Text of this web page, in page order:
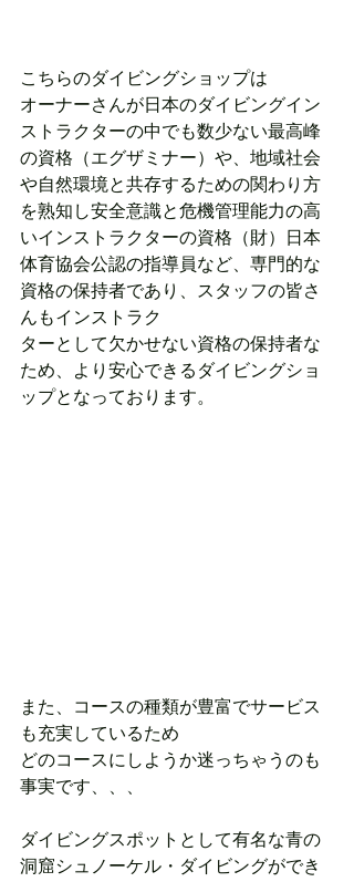
こちらのダイビングショップは
オーナーさんが日本のダイビングイン
ストラクターの中でも数少ない最高峰
の資格（エグザミナー）や、地域社会
や自然環境と共存するための関わり方
を熟知し安全意識と危機管理能力の高
いインストラクターの資格（財）日本
体育協会公認の指導員など、専門的な
資格の保持者であり、スタッフの皆さ
んもインストラク
ターとして欠かせない資格の保持者な
ため、より安心できるダイビングショ
ップとなっております。
また、コースの種類が豊富でサービス
も充実しているため
どのコースにしようか迷っちゃうのも
事実です、、、
ダイビングスポットとして有名な青の
洞窟シュノーケル・ダイビングができ